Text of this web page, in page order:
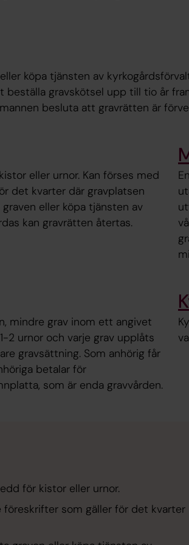
köpa tjänsten av
beställa gravskötsel upp till tio år
besluta att gravrätten är
eller urnor. Kan förses med
det kvarter där gravplatsen
eller köpa tjänsten av
kan gravrätten återtas.
mindre grav inom ett angivet
2 urnor och varje grav upplåts
gravsättning. Som anhörig får
betalar för
som är enda gravvården.
för kistor eller urnor.
som gäller för det kvarter